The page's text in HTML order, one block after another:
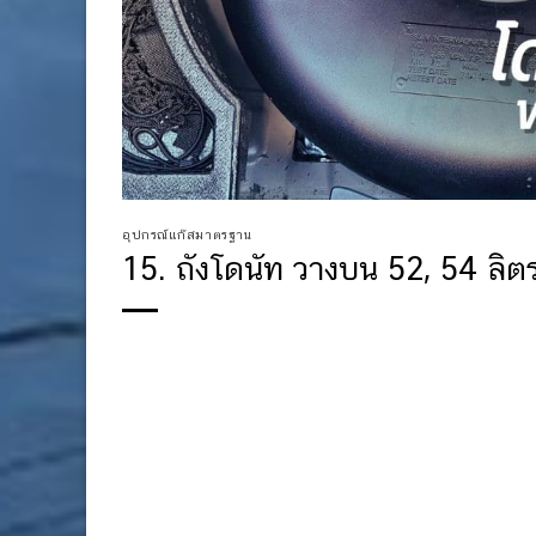
อุปกรณ์แก๊สมาตรฐาน
15. ถังโดนัท วางบน 52, 54 ลิต